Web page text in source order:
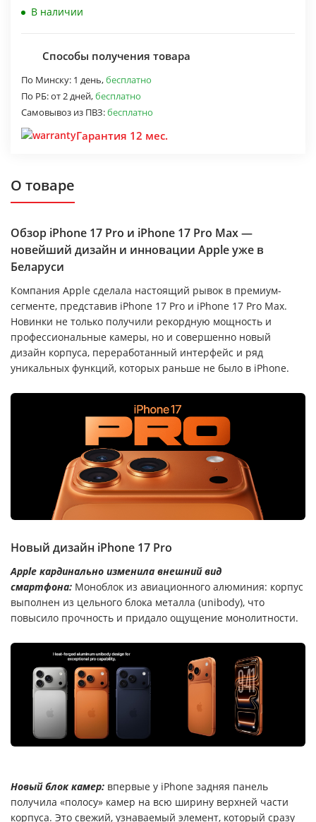
В наличии
Способы получения товара
По Минску: 1 день,бесплатно
По РБ:от 2 дней,бесплатно
Самовывоз из ПВЗ:бесплатно
Гарантия 12 мес.
О товаре
Обзор iPhone 17 Pro и iPhone 17 Pro Max —
новейший дизайн и инновации Apple уже в
Беларуси
Компания Apple сделала настоящий рывок в премиум-
сегменте, представив iPhone 17 Pro и iPhone 17 Pro Max.
Новинки не только получили рекордную мощность и
профессиональные камеры, но и совершенно новый
дизайн корпуса, переработанный интерфейс и ряд
уникальных функций, которых раньше не было в iPhone.
Новый дизайн iPhone 17 Pro
Apple кардинально изменила внешний вид
смартфона: Моноблок из авиационного алюминия: корпус
выполнен из цельного блока металла (unibody), что
повысило прочность и придало ощущение монолитности.
Новый блок камер: впервые у iPhone задняя панель
получила «полосу» камер на всю ширину верхней части
корпуса. Это свежий, узнаваемый элемент, который сразу